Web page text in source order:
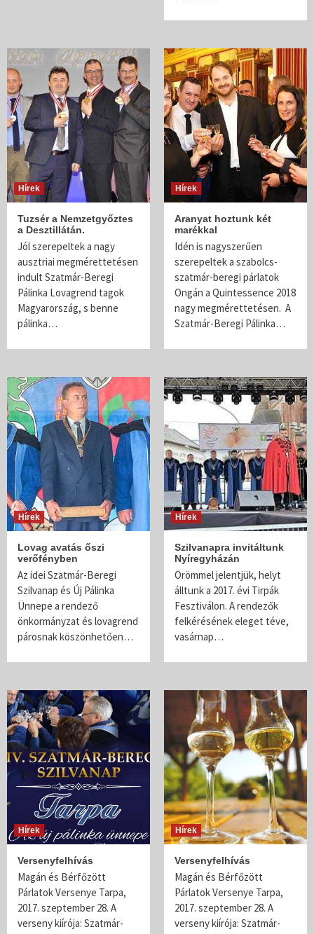
Hírek
Tuzsér a Nemzetgyőztes
a Desztillátán.
Jól szerepeltek a nagy
ausztriai megmérettetésen
indult Szatmár-Beregi
Pálinka Lovagrend tagok
Magyarország, s benne
pálinka…
Hírek
Aranyat hoztunk két
marékkal
Idén is nagyszerűen
szerepeltek a szabolcs-
szatmár-beregi párlatok
Ongán a Quintessence 2018
nagy megmérettetésen. A
Szatmár-Beregi Pálinka…
Hírek
Lovag avatás őszi
verőfényben
Az idei Szatmár-Beregi
Szilvanap és Új Pálinka
Ünnepe a rendező
önkormányzat és lovagrend
párosnak köszönhetően…
Hírek
Szilvanapra invitáltunk
Nyíregyházán
Örömmel jelentjük, helyt
álltunk a 2017. évi Tirpák
Fesztiválon. A rendezők
felkérésének eleget téve,
vasárnap…
Hírek
Versenyfelhívás
Magán és Bérfőzött
Párlatok Versenye Tarpa,
2017. szeptember 28. A
verseny kiírója: Szatmár-
Hírek
Versenyfelhívás
Magán és Bérfőzött
Párlatok Versenye Tarpa,
2017. szeptember 28. A
verseny kiírója: Szatmár-